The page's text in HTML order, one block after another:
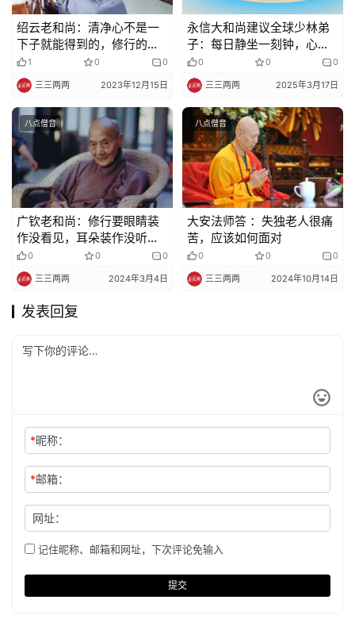
绍云老和尚：清净心不是一
下子就能得到的，修行的一
步步佛在《楞严经》里讲得
很清楚
1 0 0
三三两两 2023年12月15日
永信大和尚建议全球少林弟
子：每日静坐一刻钟，心平
气和万事通
0 0 0
三三两两 2025年3月17日
八点僧音
广钦老和尚：修行要眼睛装
作没看见，耳朵装作没听
到，老实念佛
0 0 0
三三两两 2024年3月4日
八点僧音
大安法师答 ：失独老人很痛
苦，应该如何面对
0 0 0
三三两两 2024年10月14日
发表回复
*昵称：
*邮箱：
网址：
记住昵称、邮箱和网址，下次评论免输入
提交